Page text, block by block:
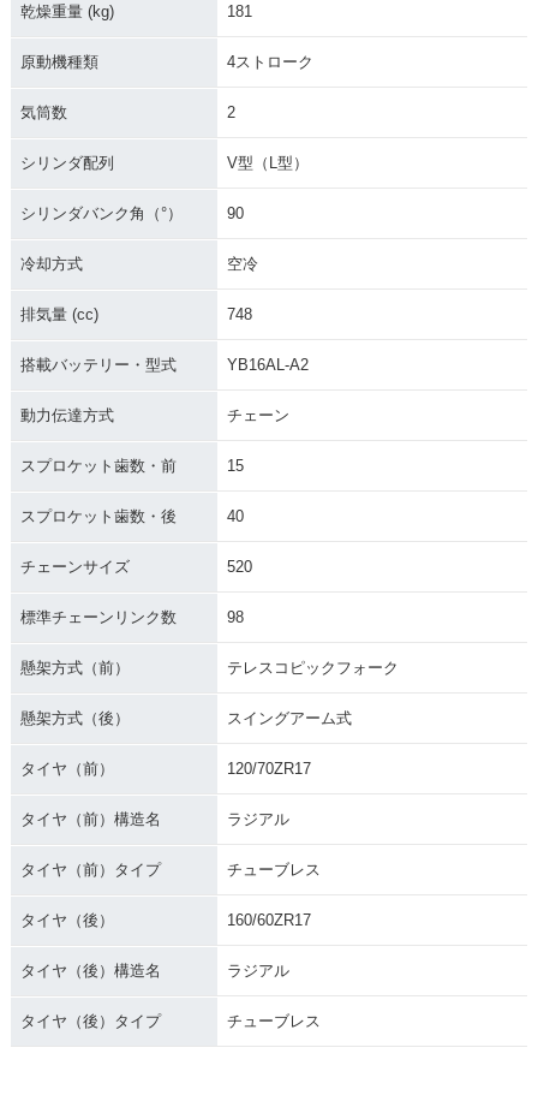
乾燥重量 (kg) 181
原動機種類 4ストローク
気筒数 2
シリンダ配列 V型（L型）
シリンダバンク角（°） 90
冷却方式 空冷
排気量 (cc) 748
搭載バッテリー・型式 YB16AL-A2
動力伝達方式 チェーン
スプロケット歯数・前 15
スプロケット歯数・後 40
チェーンサイズ 520
標準チェーンリンク数 98
懸架方式（前） テレスコピックフォーク
懸架方式（後） スイングアーム式
タイヤ（前） 120/70ZR17
タイヤ（前）構造名 ラジアル
タイヤ（前）タイプ チューブレス
タイヤ（後） 160/60ZR17
タイヤ（後）構造名 ラジアル
タイヤ（後）タイプ チューブレス